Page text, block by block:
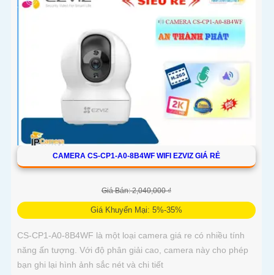
CAMERA CS-CP1-A0-8B4WF WIFI EZVIZ GIÁ RẺ
Giá Bán: 2,040,000 ₫
Giá Khuyến Mại: 5%-35%
CS-CP1-A0-8B4WF là một loại camera giá re có nhiều tính
năng ấn tượng. Với độ phân giải cao, camera này cho phép
bạn ghi lại hình ảnh sắc nét và chi tiết